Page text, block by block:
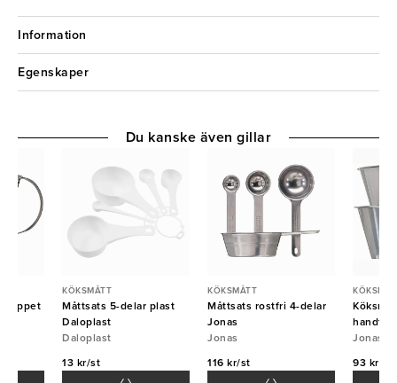
Information
Egenskaper
öppet
KÖKSMÅTT
Måttsats 5-delar plast
Daloplast
Daloplast
13 kr/st
KÖKSMÅTT
Måttsats rostfri 4-delar
Jonas
Jonas
116 kr/st
handtag
Jonas
93 kr/st
Du kanske även gillar